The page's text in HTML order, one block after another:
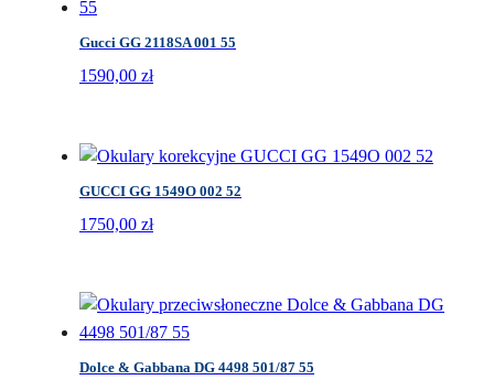
Gucci GG 2118SA 001 55
1590,00 zł
GUCCI GG 1549O 002 52
1750,00 zł
Dolce & Gabbana DG 4498 501/87 55